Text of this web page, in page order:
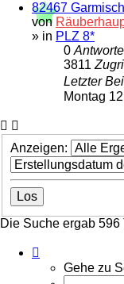
82467
von
» in PLZ 8*
0
3811
Letzter
Montag
Anzeigen:
Die Suche ergab 596
Gehe zu